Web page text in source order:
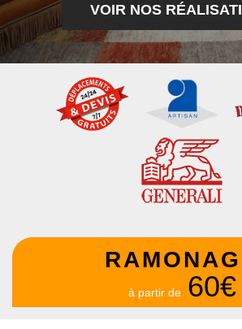
VOIR NOS
à partir de 60€